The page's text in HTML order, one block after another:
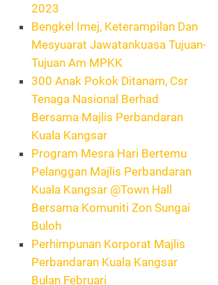
2023
Bengkel Imej, Keterampilan Dan
Mesyuarat Jawatankuasa Tujuan-
Tujuan Am MPKK
300 Anak Pokok Ditanam, Csr
Tenaga Nasional Berhad
Bersama Majlis Perbandaran
Kuala Kangsar
Program Mesra Hari Bertemu
Pelanggan Majlis Perbandaran
Kuala Kangsar @Town Hall
Bersama Komuniti Zon Sungai
Buloh
Perhimpunan Korporat Majlis
Perbandaran Kuala Kangsar
Bulan Februari